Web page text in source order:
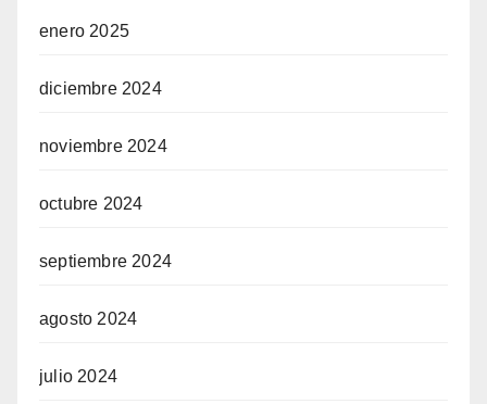
enero 2025
diciembre 2024
noviembre 2024
octubre 2024
septiembre 2024
agosto 2024
julio 2024